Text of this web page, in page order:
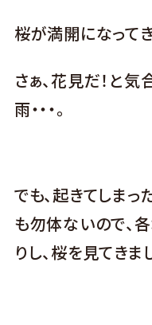
桜が満開になって
さぁ、花見だ！と
雨・・・。
でも、起きてしま
も勿体ないので、
りし、桜を見てきま